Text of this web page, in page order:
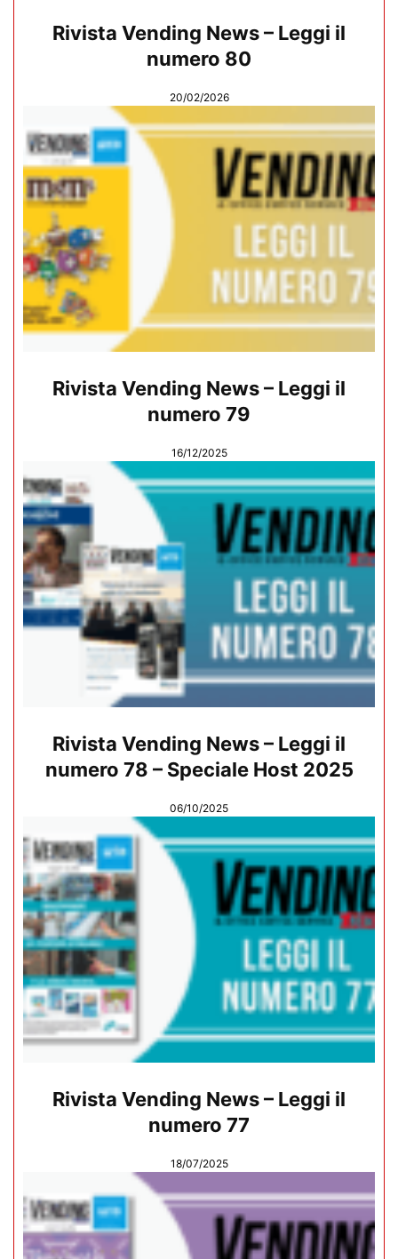
Rivista Vending News – Leggi il
numero 80
20/02/2026
Rivista Vending News – Leggi il
numero 79
16/12/2025
Rivista Vending News – Leggi il
numero 78 – Speciale Host 2025
06/10/2025
Rivista Vending News – Leggi il
numero 77
18/07/2025